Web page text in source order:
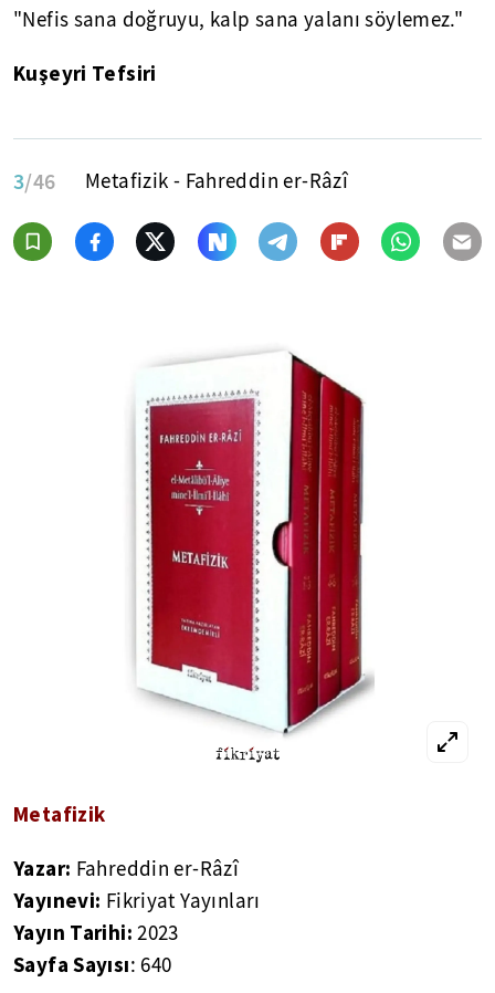
"Nefis sana doğruyu, kalp sana yalanı söylemez."
Kuşeyri Tefsiri
3/46 Metafizik - Fahreddin er-Râzî
Metafizik
Yazar: Fahreddin er-Râzî
Yayınevi: Fikriyat Yayınları
Yayın Tarihi:2023
Sayfa Sayısı: 640